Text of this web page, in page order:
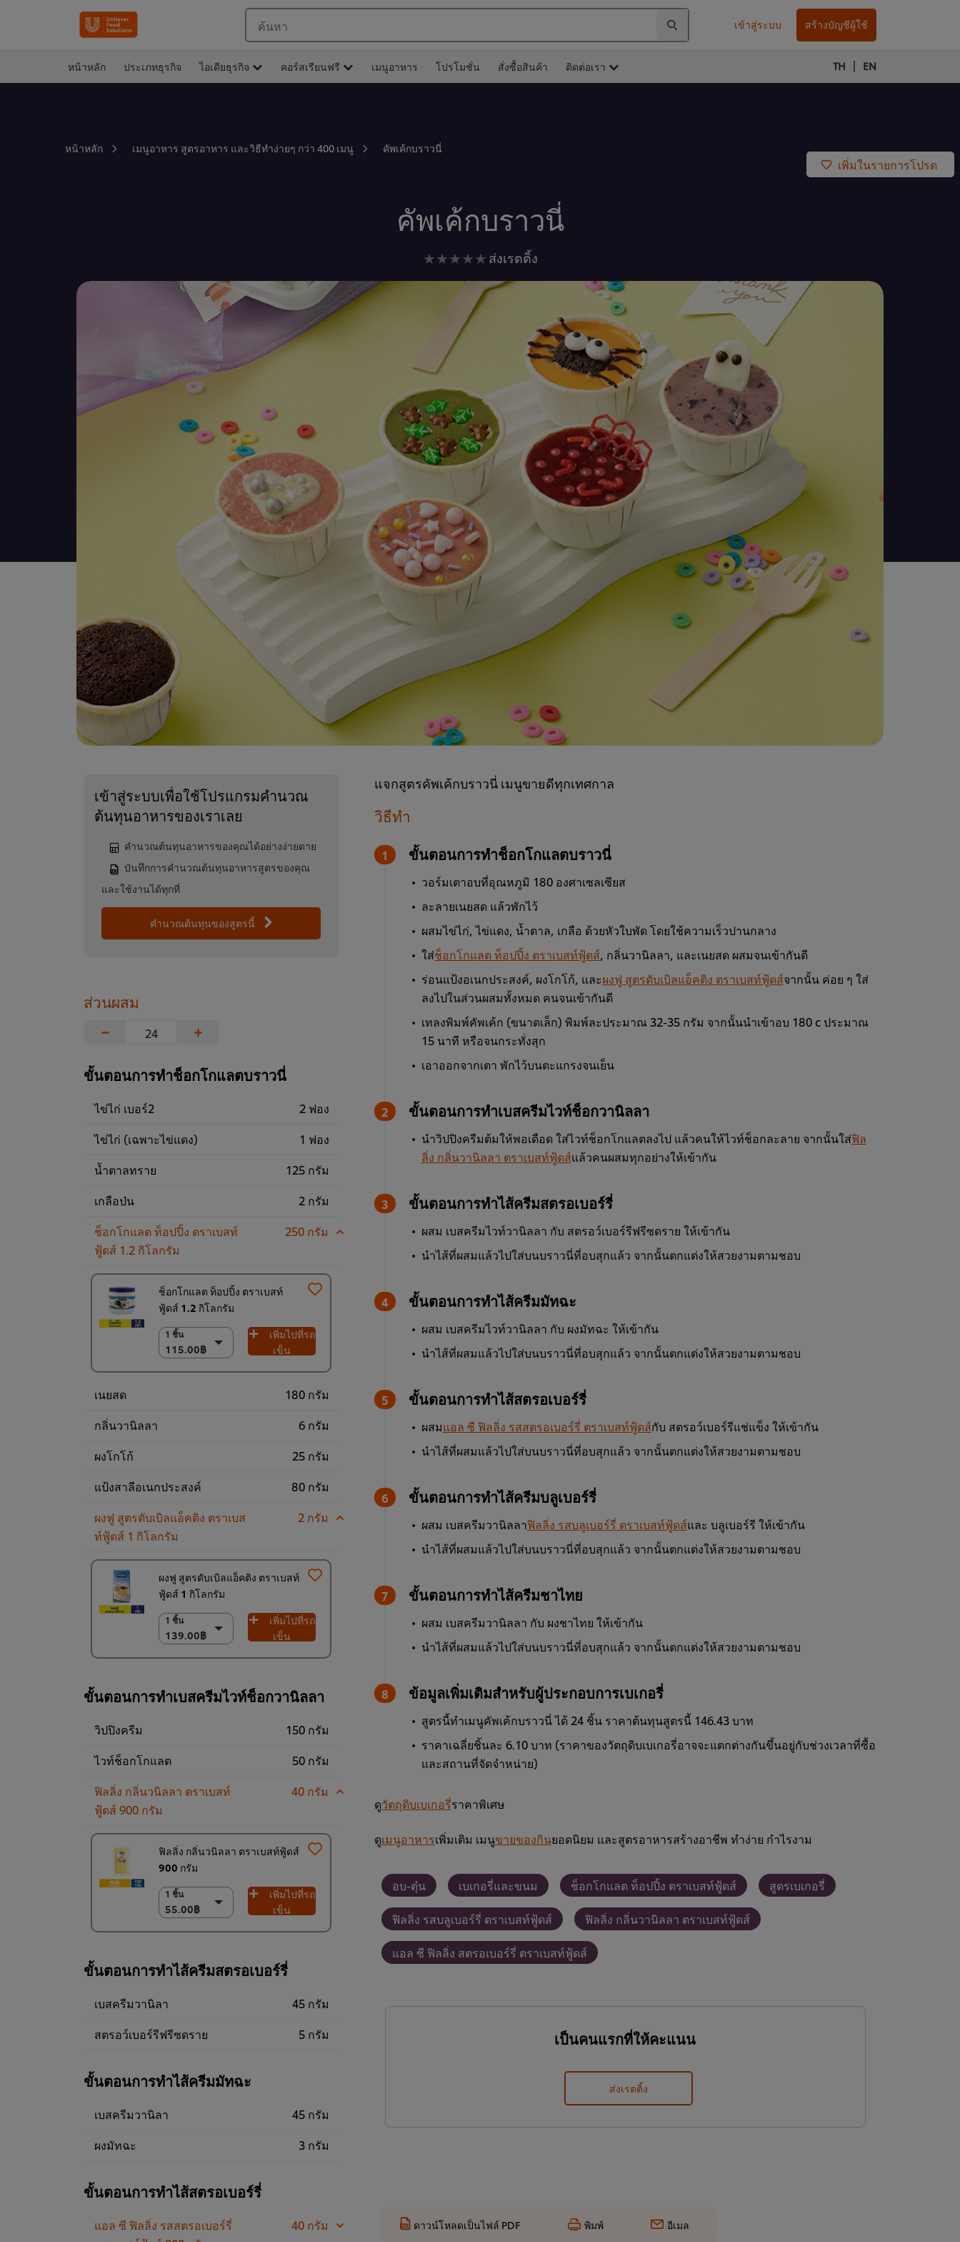
ค้นหา เข้าสู่ระบบ สร้างบัญชีผู้ใช้
หน้าหลัก ประเภทธุรกิจ ไอเดียธุรกิจ คอร์สเรียนฟรี เมนูอาหาร โปรโมชั่น สั่งซื้อสินค้า ติดต่อเรา TH | EN
หน้าหลัก เมนูอาหาร สูตรอาหาร และวิธีทำง่ายๆ กว่า 400 เมนู คัพเค้กบราวนี่
เพิ่มในรายการโปรด
คัพเค้กบราวนี่
ไม่มี
ให้
คะแนน
ส่งเรตติ้ง
เข้าสู่ระบบเพื่อใช้โปรแกรมคำนวณ
ต้นทุนอาหารของเราเลย
คำนวณต้นทุนอาหารของคุณได้อย่างง่ายดาย
บันทึกการคำนวณต้นทุนอาหารสูตรของคุณ
และใช้งานได้ทุกที่
คำนวณต้นทุนของสูตรนี้
ส่วนผสม
−
+
ขั้นตอนการทำช็อกโกแลตบราวนี่
ไข่ไก่ เบอร์2
2 ฟอง
ไข่ไก่ (เฉพาะไข่แดง)
1 ฟอง
น้ำตาลทราย
125 กรัม
เกลือป่น
2 กรัม
ช็อกโกแลต ท็อปปิ้ง ตราเบสท์
ฟู้ดส์ 1.2 กิโลกรัม
250 กรัม
ช็อกโกแลต ท็อปปิ้ง ตราเบสท์
ฟู้ดส์ 1.2 กิโลกรัม
1 ชิ้น
115.00฿
1 ชิ้น
115.00฿
เพิ่มไปที่รถ
เข็น
เนยสด
180 กรัม
กลิ่นวานิลลา
6 กรัม
ผงโกโก้
25 กรัม
แป้งสาลีอเนกประสงค์
80 กรัม
ผงฟู สูตรดับเบิลแอ็คติง ตราเบส
ท์ฟู้ดส์ 1 กิโลกรัม
2 กรัม
ผงฟู สูตรดับเบิลแอ็คติง ตราเบสท์
ฟู้ดส์ 1 กิโลกรัม
1 ชิ้น
139.00฿
1 ชิ้น
139.00฿
เพิ่มไปที่รถ
เข็น
ขั้นตอนการทำเบสครีมไวท์ช็อกวานิลลา
วิปปิงครีม
150 กรัม
ไวท์ช็อกโกแลต
50 กรัม
ฟิลลิ่ง กลิ่นวนิลลา ตราเบสท์
ฟู้ดส์ 900 กรัม
40 กรัม
ฟิลลิ่ง กลิ่นวนิลลา ตราเบสท์ฟู้ดส์
900 กรัม
1 ชิ้น
55.00฿
1 ชิ้น
55.00฿
เพิ่มไปที่รถ
เข็น
ขั้นตอนการทำไส้ครีมสตรอเบอร์รี่
เบสครีมวานิลา
45 กรัม
สตรอว์เบอร์รีฟรีซดราย
5 กรัม
ขั้นตอนการทำไส้ครีมมัทฉะ
เบสครีมวานิลา
45 กรัม
ผงมัทฉะ
3 กรัม
ขั้นตอนการทำไส้สตรอเบอร์รี่
แอล ซี ฟิลลิ่ง รสสตรอเบอร์รี่
40 กรัม
แจกสูตรคัพเค้กบราวนี่ เมนูขายดีทุกเทศกาล
วิธีทำ
ขั้นตอนการทำช็อกโกแลตบราวนี่
วอร์มเตาอบที่อุณหภูมิ 180 องศาเซลเซียส
ละลายเนยสด แล้วพักไว้
ผสมไข่ไก่, ไข่แดง, น้ำตาล, เกลือ ด้วยหัวใบพัด โดยใช้ความเร็วปานกลาง
ใส่ช็อกโกแลต ท็อปปิ้ง ตราเบสท์ฟู้ดส์, กลิ่นวานิลลา, และเนยสด ผสมจนเข้ากันดี
ร่อนแป้งอเนกประสงค์, ผงโกโก้, และผงฟู สูตรดับเบิลแอ็คติง ตราเบสท์ฟู้ดส์จากนั้น ค่อย ๆ ใส่
ลงไปในส่วนผสมทั้งหมด คนจนเข้ากันดี
เทลงพิมพ์คัพเค้ก (ขนาดเล็ก) พิมพ์ละประมาณ 32-35 กรัม จากนั้นนำเข้าอบ 180 c ประมาณ
15 นาที หรือจนกระทั่งสุก
เอาออกจากเตา พักไว้บนตะแกรงจนเย็น
ขั้นตอนการทำเบสครีมไวท์ช็อกวานิลลา
นำวิปปิงครีมต้มให้พอเดือด ใส่ไวท์ช็อกโกแลตลงไป แล้วคนให้ไวท์ช็อกละลาย จากนั้นใส่ฟิล
ลิ่ง กลิ่นวานิลลา ตราเบสท์ฟู้ดส์แล้วคนผสมทุกอย่างให้เข้ากัน
ขั้นตอนการทำไส้ครีมสตรอเบอร์รี่
ผสม เบสครีมไวท์วานิลลา กับ สตรอว์เบอร์รีฟรีซดราย ให้เข้ากัน
นำไส้ที่ผสมแล้วไปใส่บนบราวนี่ที่อบสุกแล้ว จากนั้นตกแต่งให้สวยงามตามชอบ
ขั้นตอนการทำไส้ครีมมัทฉะ
ผสม เบสครีมไวท์วานิลลา กับ ผงมัทฉะ ให้เข้ากัน
นำไส้ที่ผสมแล้วไปใส่บนบราวนี่ที่อบสุกแล้ว จากนั้นตกแต่งให้สวยงามตามชอบ
ขั้นตอนการทำไส้สตรอเบอร์รี่
ผสมแอล ซี ฟิลลิ่ง รสสตรอเบอร์รี่ ตราเบสท์ฟู้ดส์กับ สตรอว์เบอร์รีแช่แข็ง ให้เข้ากัน
นำไส้ที่ผสมแล้วไปใส่บนบราวนี่ที่อบสุกแล้ว จากนั้นตกแต่งให้สวยงามตามชอบ
ขั้นตอนการทำไส้ครีมบลูเบอร์รี่
ผสม เบสครีมวานิลลาฟิลลิ่ง รสบลูเบอร์รี่ ตราเบสท์ฟู้ดส์และ บลูเบอร์รี ให้เข้ากัน
นำไส้ที่ผสมแล้วไปใส่บนบราวนี่ที่อบสุกแล้ว จากนั้นตกแต่งให้สวยงามตามชอบ
ขั้นตอนการทำไส้ครีมชาไทย
ผสม เบสครีมวานิลลา กับ ผงชาไทย ให้เข้ากัน
นำไส้ที่ผสมแล้วไปใส่บนบราวนี่ที่อบสุกแล้ว จากนั้นตกแต่งให้สวยงามตามชอบ
ข้อมูลเพิ่มเติมสำหรับผู้ประกอบการเบเกอรี่
สูตรนี้ทำเมนูคัพเค้กบราวนี่ ได้ 24 ชิ้น ราคาต้นทุนสูตรนี้ 146.43 บาท
ราคาเฉลี่ยชิ้นละ 6.10 บาท (ราคาของวัตถุดิบเบเกอรี่อาจจะแตกต่างกันขึ้นอยู่กับช่วงเวลาที่ซื้อ
และสถานที่จัดจำหน่าย)
ดูวัตถุดิบเบเกอรี่ราคาพิเศษ
ดูเมนูอาหารเพิ่มเติม เมนูขายของกินยอดนิยม และสูตรอาหารสร้างอาชีพ ทำง่าย กำไรงาม
อบ-ตุ๋น เบเกอรี่และขนม ช็อกโกแลต ท็อปปิ้ง ตราเบสท์ฟู้ดส์ สูตรเบเกอรี่
ฟิลลิ่ง รสบลูเบอร์รี่ ตราเบสท์ฟู้ดส์ ฟิลลิ่ง กลิ่นวานิลลา ตราเบสท์ฟู้ดส์
แอล ซี ฟิลลิ่ง สตรอเบอร์รี่ ตราเบสท์ฟู้ดส์
เป็นคนแรกที่ให้คะแนน
ส่งเรตติ้ง
ดาวน์โหลดเป็นไฟล์ PDF พิมพ์ อีเมล